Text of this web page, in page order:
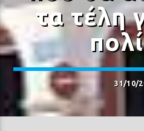
τα τέλη
31/10/